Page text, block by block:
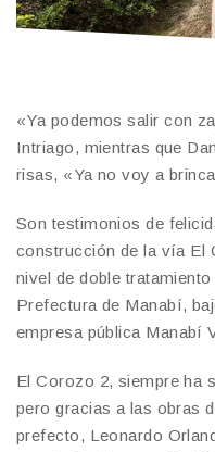
«Ya podemos salir con
Intriago, mientras que
risas, «Ya no voy a
Son testimonios de
construcción de la vía El
nivel de doble
Prefectura de Manabí,
empresa pública Manabí
El Corozo 2, siempre ha
pero gracias a las obras
prefecto, Leonardo